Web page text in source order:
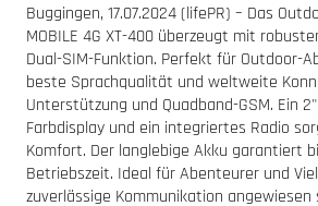
Buggingen, 17.07.2024 (lifePR) – Das
MOBILE 4G XT-400 überzeugt mit
Dual-SIM-Funktion. Perfekt für Outdoor-
beste Sprachqualität und weltweite
Unterstützung und Quadband-GSM. Ein
Farbdisplay und ein integriertes Radio
Komfort. Der langlebige Akku garantiert
Betriebszeit. Ideal für Abenteurer und
zuverlässige Kommunikation angewiesen